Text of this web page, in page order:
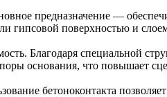
предназначение —
гипсовой поверхностью и
Благодаря специальной
основания, что повышает
бетоноконтакта